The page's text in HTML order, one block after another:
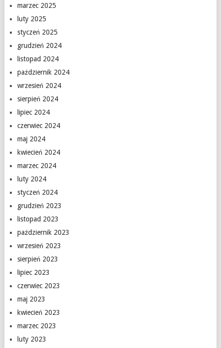
marzec 2025
luty 2025
styczeń 2025
grudzień 2024
listopad 2024
październik 2024
wrzesień 2024
sierpień 2024
lipiec 2024
czerwiec 2024
maj 2024
kwiecień 2024
marzec 2024
luty 2024
styczeń 2024
grudzień 2023
listopad 2023
październik 2023
wrzesień 2023
sierpień 2023
lipiec 2023
czerwiec 2023
maj 2023
kwiecień 2023
marzec 2023
luty 2023